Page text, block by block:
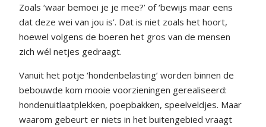
Zoals ‘waar bemoei je je mee?’ of ‘bewijs maar eens
dat deze wei van jou is’. Dat is niet zoals het hoort,
hoewel volgens de boeren het gros van de mensen
zich wél netjes gedraagt.
Vanuit het potje ‘hondenbelasting’ worden binnen de
bebouwde kom mooie voorzieningen gerealiseerd:
hondenuitlaatplekken, poepbakken, speelveldjes. Maar
waarom gebeurt er niets in het buitengebied vraagt